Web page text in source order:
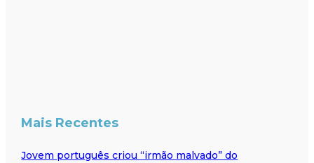
Mais Recentes
Jovem português criou “irmão malvado” do